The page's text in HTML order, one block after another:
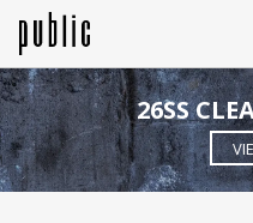
26SS